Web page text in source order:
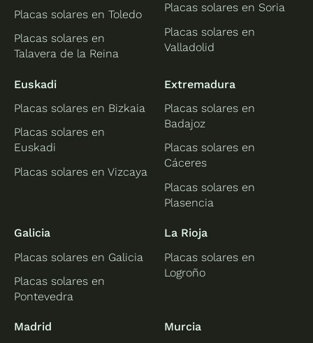
Placas solares en Toledo
Placas solares en
Talavera de la Reina
Placas solares en Soria
Placas solares en
Valladolid
Euskadi
Placas solares en Bizkaia
Placas solares en
Euskadi
Placas solares en Vizcaya
Extremadura
Placas solares en
Badajoz
Placas solares en
Cáceres
Placas solares en
Plasencia
Galicia
Placas solares en Galicia
Placas solares en
Pontevedra
La Rioja
Placas solares en
Logroño
Madrid
Murcia